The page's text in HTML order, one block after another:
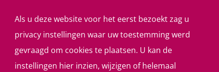
Als u deze website voor het eerst bezoekt zag u
privacy instellingen waar uw toestemming werd
gevraagd om cookies te plaatsen. U kan de
instellingen hier inzien, wijzigen of helemaal